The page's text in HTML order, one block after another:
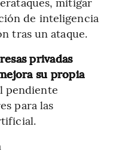
de inteligencia
tras un ataque.
privadas
su propia
pendiente
para las